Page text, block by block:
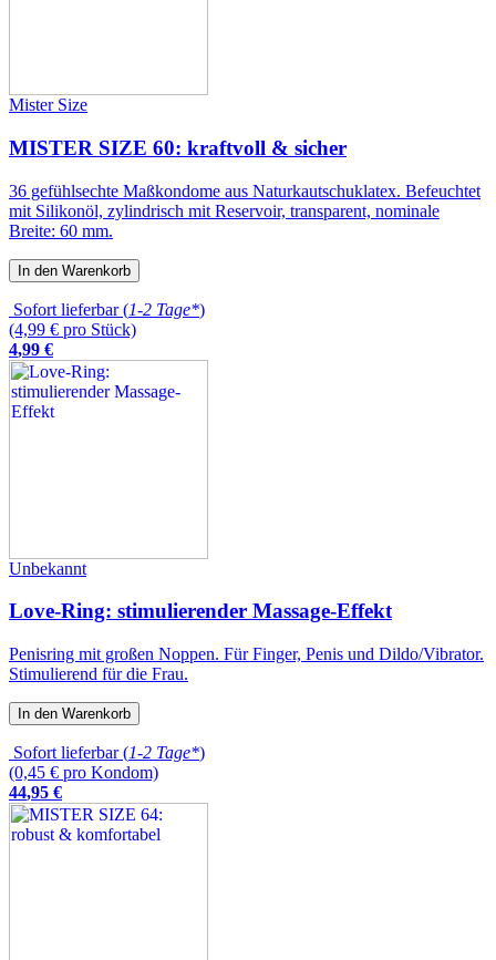
Mister Size
MISTER SIZE 60: kraftvoll & sicher
36 gefühlsechte Maßkondome aus Naturkautschuklatex. Befeuchtet
mit Silikonöl, zylindrisch mit Reservoir, transparent, nominale
Breite: 60 mm.
In den Warenkorb
Sofort lieferbar (1-2 Tage*)
(4,99 € pro Stück)
4,99 €
Unbekannt
Love-Ring: stimulierender Massage-Effekt
Penisring mit großen Noppen. Für Finger, Penis und Dildo/Vibrator.
Stimulierend für die Frau.
In den Warenkorb
Sofort lieferbar (1-2 Tage*)
(0,45 € pro Kondom)
44,95 €